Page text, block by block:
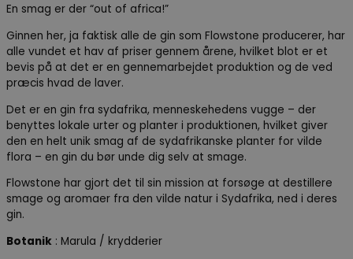
En smag er der “out of africa!”
Ginnen her, ja faktisk alle de gin som Flowstone producerer, har
alle vundet et hav af priser gennem årene, hvilket blot er et
bevis på at det er en gennemarbejdet produktion og de ved
præcis hvad de laver.
Det er en gin fra sydafrika, menneskehedens vugge – der
benyttes lokale urter og planter i produktionen, hvilket giver
den en helt unik smag af de sydafrikanske planter for vilde
flora – en gin du bør unde dig selv at smage.
Flowstone har gjort det til sin mission at forsøge at destillere
smage og aromaer fra den vilde natur i Sydafrika, ned i deres
gin.
Botanik : Marula / krydderier